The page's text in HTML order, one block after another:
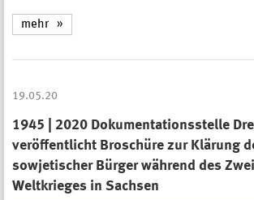
mehr
19.05.20
1945 | 2020 Dokumentationsstelle
veröffentlicht Broschüre zur Klärung
sowjetischer Bürger während des
Weltkrieges in Sachsen